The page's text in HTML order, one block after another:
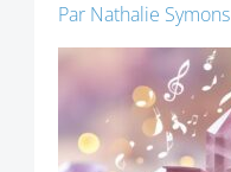
Par Nathalie Symons